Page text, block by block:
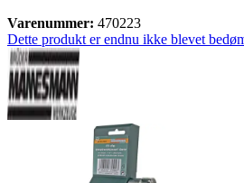
Varenummer: 470223
Dette produkt er endnu ikke blevet